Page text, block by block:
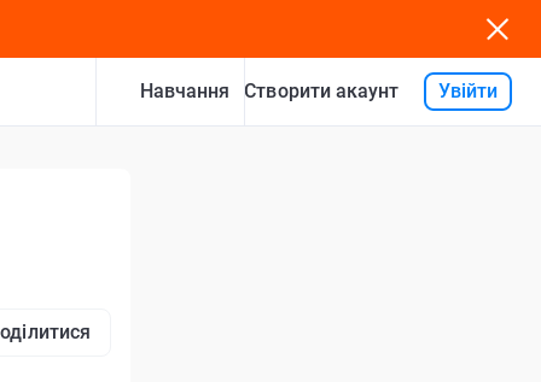
Навчання Створити акаунт Увійти